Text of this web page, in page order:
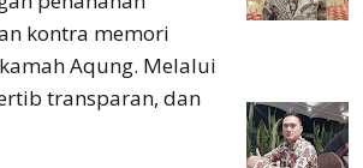
kontra memori
Aqung. Melalui
transparan, dan